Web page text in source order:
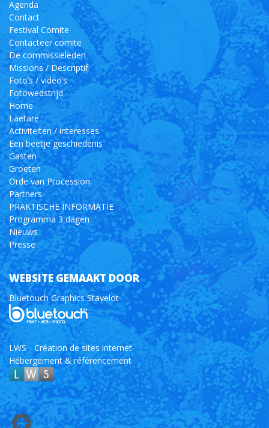
Agenda
Contact
Festival Comite
Contacteer comite
De commissieleden
Missions / Descriptif
Foto’s / video’s
Fotowedstrijd
Home
Laetare
Activiteiten / interesses
Een beetje geschiedenis
Gasten
Groeten
Orde van Procession
Partners
PRAKTISCHE INFORMATIE
Programma 3 dagen
Nieuws
Presse
WEBSITE GEMAAKT DOOR
Bluetouch Graphics Stavelot
LWS - Création de sites internet-
Hébergement & référencement